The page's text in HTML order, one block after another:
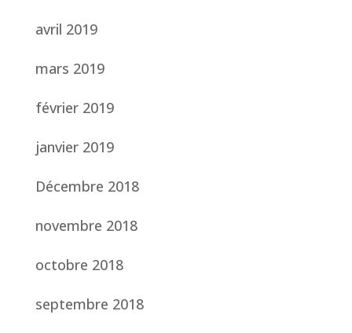
avril 2019
mars 2019
février 2019
janvier 2019
Décembre 2018
novembre 2018
octobre 2018
septembre 2018